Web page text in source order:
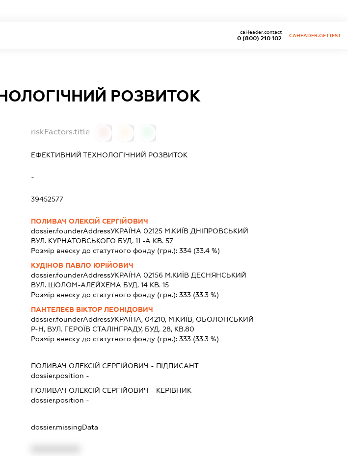
0 (800) 210 102
caHeader.contact
CAHEADER.GETTEST
РОЗВИТОК
riskFactors.title
ЕФЕКТИВНИЙ ТЕХНОЛОГІЧНИЙ РОЗВИТОК
-
39452577
ПОЛИВАЧ ОЛЕКСІЙ СЕРГІЙОВИЧ
dossier.founderAddressУКРАЇНА 02125 М.КИЇВ ДНІПРОВСЬКИЙ
ВУЛ. КУРНАТОВСЬКОГО БУД. 11 -А КВ. 57
Розмір внеску до статутного фонду (грн.): 334(33.4 %)
КУДІНОВ ПАВЛО ЮРІЙОВИЧ
dossier.founderAddressУКРАЇНА 02156 М.КИЇВ ДЕСНЯНСЬКИЙ
ВУЛ. ШОЛОМ-АЛЕЙХЕМА БУД. 14 КВ. 15
Розмір внеску до статутного фонду (грн.): 333(33.3 %)
ПАНТЕЛЕЄВ ВІКТОР ЛЕОНІДОВИЧ
dossier.founderAddressУКРАЇНА, 04210, М.КИЇВ, ОБОЛОНСЬКИЙ
Р-Н, ВУЛ. ГЕРОЇВ СТАЛІНГРАДУ, БУД. 28, КВ.80
Розмір внеску до статутного фонду (грн.): 333(33.3 %)
ПОЛИВАЧ ОЛЕКСІЙ СЕРГІЙОВИЧ - ПІДПИСАНТ
dossier.position -
ПОЛИВАЧ ОЛЕКСІЙ СЕРГІЙОВИЧ - КЕРІВНИК
dossier.position -
dossier.missingData